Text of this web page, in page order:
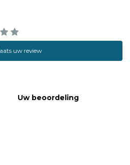
uw review
Uw beoordeling